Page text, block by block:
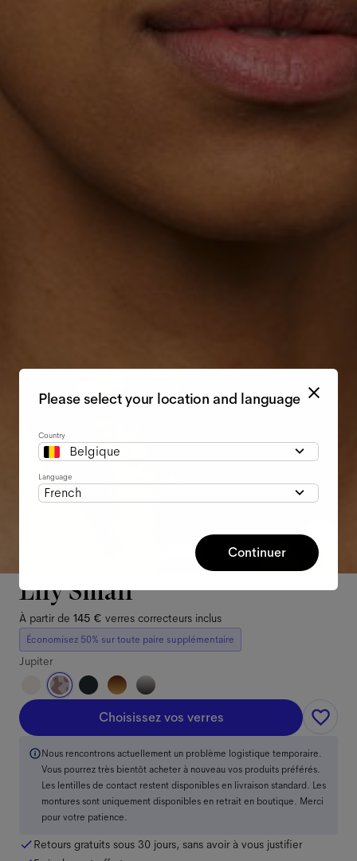
Lily Small
À partir de 145 € verres correcteurs inclus
Économisez 50% sur toute paire supplémentaire
Jupiter
Choisissez vos verres
Nous rencontrons actuellement un problème logistique temporaire.
Vous pourrez très bientôt acheter à nouveau vos produits préférés.
Les lentilles de contact restent disponibles en livraison standard. Les
montures sont uniquement disponibles en retrait en boutique. Merci
pour votre patience.
Retours gratuits sous 30 jours, sans avoir à vous justifier
Please select your location and language
Country
Belgique
Language
French
Continuer